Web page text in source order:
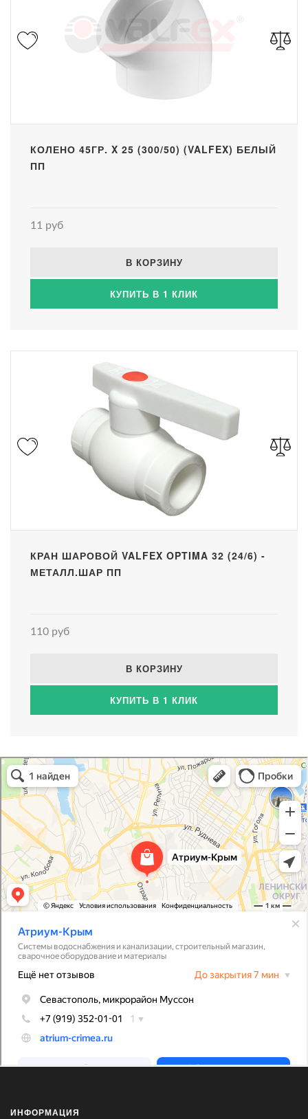
КОЛЕНО 45ГР. X 25 (300/50) (VALFEX) БЕЛЫЙ
ПП
11 руб
В КОРЗИНУ
КУПИТЬ В 1 КЛИК
КРАН ШАРОВОЙ VALFEX OPTIMA 32 (24/6) -
МЕТАЛЛ.ШАР ПП
110 руб
В КОРЗИНУ
КУПИТЬ В 1 КЛИК
Атриум-Крым
Системы водоснабжения, отопления, канализации в Севастополе
Снабжение строительных объектов в Севастополе
ИНФОРМАЦИЯ